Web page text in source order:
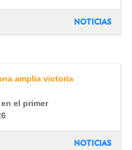
NOTICIAS
amplia victoria
el primer
NOTICIAS